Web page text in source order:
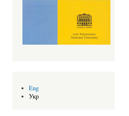
Eng
Укр